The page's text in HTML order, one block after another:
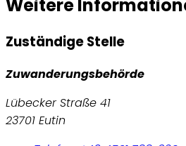
Weitere
Zuständige Stelle
Zuwanderungsbehörde
Lübecker Straße 41
23701 Eutin